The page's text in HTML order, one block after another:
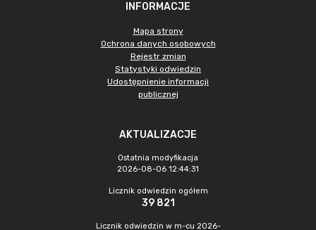
INFORMACJE
Mapa strony
Ochrona danych osobowych
Rejestr zmian
Statystyki odwiedzin
Udostępnienie informacji
publicznej
AKTUALIZACJE
Ostatnia modyfikacja
2026-08-06 12:44:31
Licznik odwiedzin ogółem
39 821
Licznik odwiedzin w m-cu 2026-